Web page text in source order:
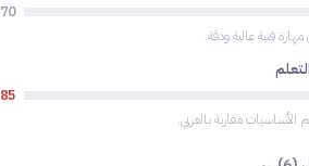
70
فنية عالية ودقة.
85
الأساسيات مقارنة بالعربي.